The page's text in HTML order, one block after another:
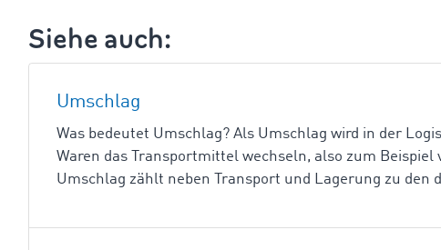
Siehe auch:
Umschlag
Was bedeutet Umschlag? Als Umschlag wird in der
Waren das Transportmittel wechseln, also zum
Umschlag zählt neben Transport und Lagerung zu den